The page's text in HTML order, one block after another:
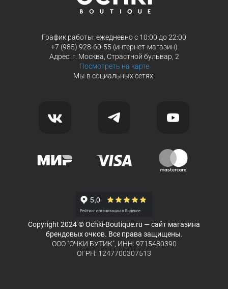
График работы: ежедневно с 10:00 до 22:00
+7 (985) 928-60-55 (интернет-магазин)
Адрес: г. Москва, Страстной бульвар, 2
Посмотреть на карте
Мы в социальных сетях:
Copyright 2024 © Ochki-Boutique.ru — сайт магазина
брендовых очков. Все права защищены.
ООО "ОЧКИ БУТИК", ИНН: 9715480390
ОГРН: 1247700307513